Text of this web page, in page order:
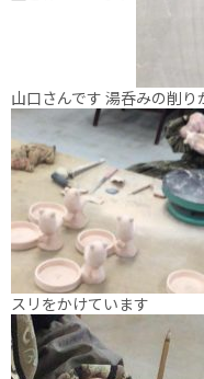
山口さんです 湯呑みの削り
スリをかけています